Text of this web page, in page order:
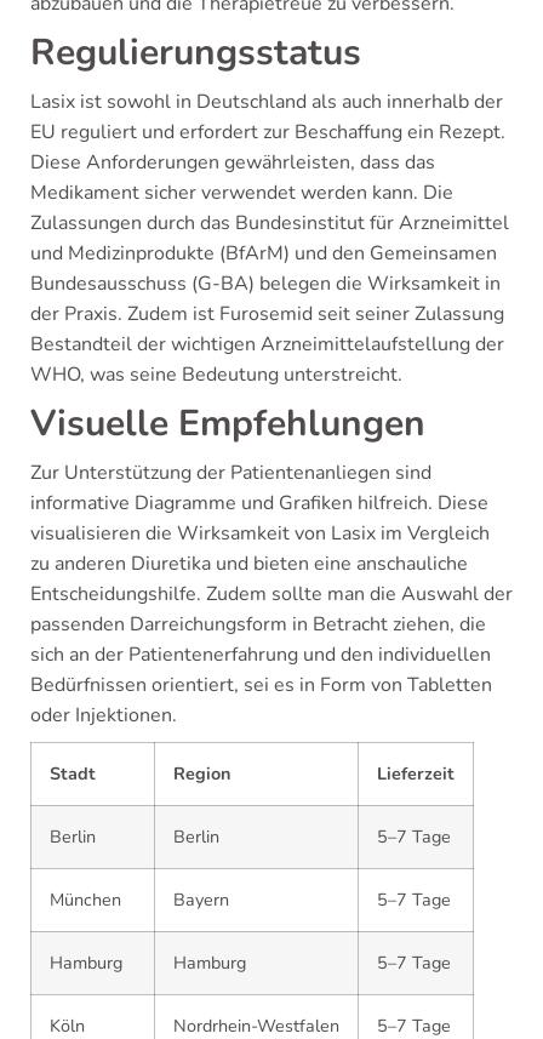
Regulierungsstatus
Lasix ist sowohl in Deutschland als auch innerhalb der
EU reguliert und erfordert zur Beschaffung ein Rezept.
Diese Anforderungen gewährleisten, dass das
Medikament sicher verwendet werden kann. Die
Zulassungen durch das Bundesinstitut für Arzneimittel
und Medizinprodukte (BfArM) und den Gemeinsamen
Bundesausschuss (G-BA) belegen die Wirksamkeit in
der Praxis. Zudem ist Furosemid seit seiner Zulassung
Bestandteil der wichtigen Arzneimittelaufstellung der
WHO, was seine Bedeutung unterstreicht.
Visuelle Empfehlungen
Zur Unterstützung der Patientenanliegen sind
informative Diagramme und Grafiken hilfreich. Diese
visualisieren die Wirksamkeit von Lasix im Vergleich
zu anderen Diuretika und bieten eine anschauliche
Entscheidungshilfe. Zudem sollte man die Auswahl der
passenden Darreichungsform in Betracht ziehen, die
sich an der Patientenerfahrung und den individuellen
Bedürfnissen orientiert, sei es in Form von Tabletten
oder Injektionen.
Stadt Region Lieferzeit
Berlin Berlin 5–7 Tage
München Bayern 5–7 Tage
Hamburg Hamburg 5–7 Tage
Köln Nordrhein-Westfalen 5–7 Tage